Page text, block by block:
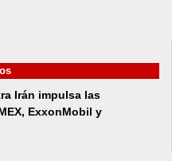
Irán impulsa las
ExxonMobil y